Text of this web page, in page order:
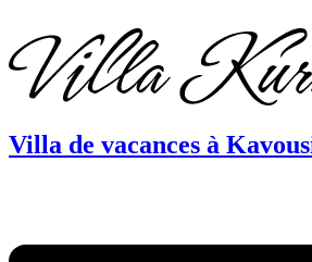
Villa de vacances à